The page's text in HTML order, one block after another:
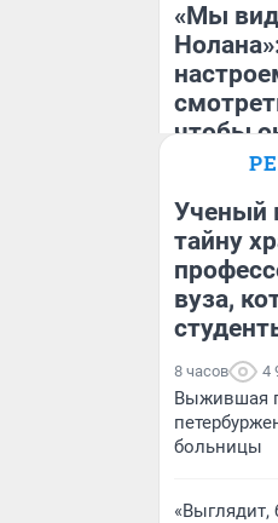
«Мы
чтобы
Ученый
тайну
вуза,
8 часов 4
Выжившая
больницы
«Выглядит,